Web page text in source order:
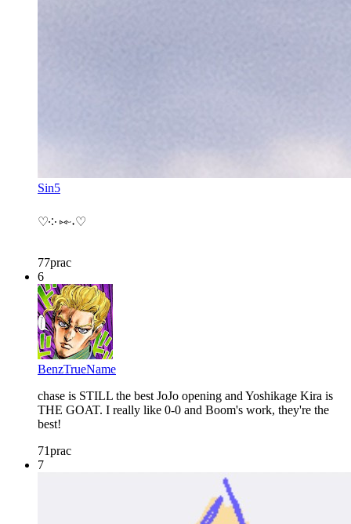
Sin5
♡⁠༶ ⁠⑅⁠ᵕ⁠˖⁠♡
77prac
6
BenzTrueName
chase is STILL the best JoJo opening and Yoshikage Kira is
THE GOAT. I really like 0-0 and Boom's work, they're the
best!
71prac
7